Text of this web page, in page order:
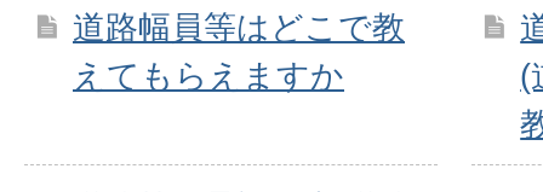
道路幅員等はどこで教
えてもらえますか
(